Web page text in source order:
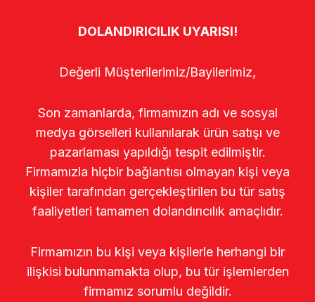
DOLANDIRICILIK UYARISI!
Değerli Müşterilerimiz/Bayilerimiz,
Son zamanlarda, firmamızın adı ve sosyal
medya görselleri kullanılarak ürün satışı ve
pazarlaması yapıldığı tespit edilmiştir.
Firmamızla hiçbir bağlantısı olmayan kişi veya
kişiler tarafından gerçekleştirilen bu tür satış
faaliyetleri tamamen dolandırıcılık amaçlıdır.
Firmamızın bu kişi veya kişilerle herhangi bir
ilişkisi bulunmamakta olup, bu tür işlemlerden
firmamız sorumlu değildir.